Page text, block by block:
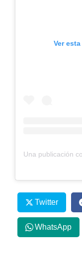
Ver
Twitter
WhatsApp